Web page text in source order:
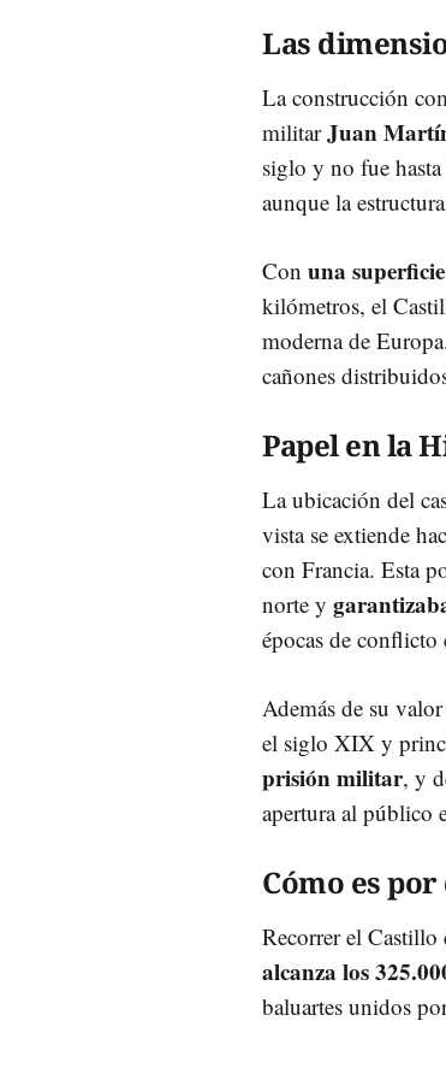
Las
La construcción
militarJuan
siglo y no fue
aunque la
Con una
kilómetros, el
moderna de
cañones
Papel en la
La ubicación del
vista se extiende
con Francia. Esta
norte y
épocas de conflicto
Además de su
el siglo XIX y
prisión militar, y
apertura al público
Cómo es
Recorrer el Castillo
alcanza los
baluartes unidos